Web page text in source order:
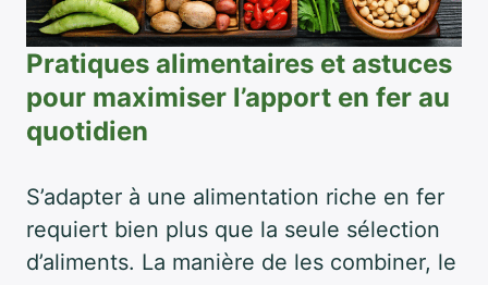
Pratiques alimentaires et astuces
pour maximiser l’apport en fer au
quotidien
S’adapter à une alimentation riche en fer
requiert bien plus que la seule sélection
d’aliments. La manière de les combiner, le